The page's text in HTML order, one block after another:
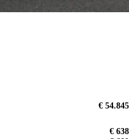
€ 54.845
€ 638